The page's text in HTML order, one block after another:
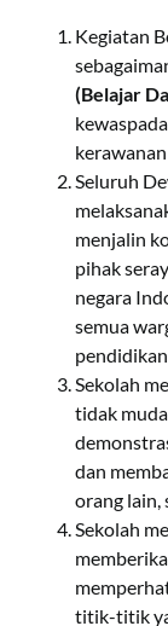
Kegiatan
(Belajar
Seluruh
menjalin
pihak
negara
semua
pendidikan
Sekolah
tidak
dan
orang lain,
Sekolah
titik-titik